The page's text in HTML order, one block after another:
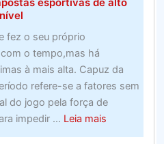
esportivas de alto
nível
fez o seu próprio
o tempo,mas há
à mais alta. Capuz da
refere-se a fatores sem
do jogo pela força de
impedir ... Leia maisabout
Melhores